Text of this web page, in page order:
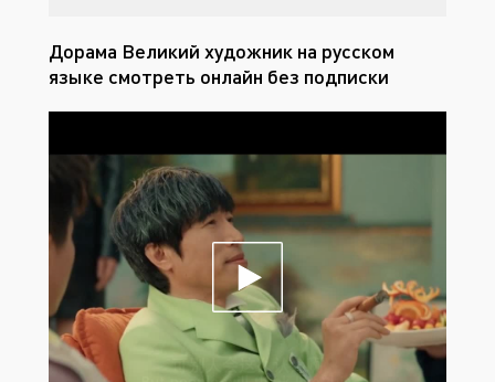
Дорама Великий художник на русском
языке смотреть онлайн без подписки